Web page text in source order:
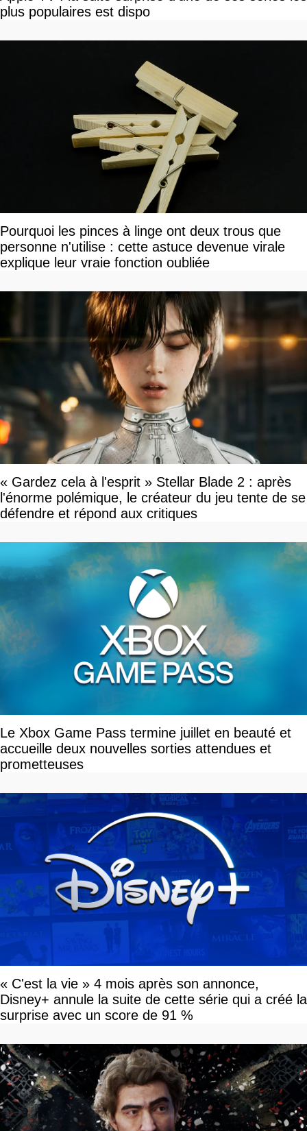
plus populaires est dispo
Pourquoi les pinces à linge ont deux trous que
personne n'utilise : cette astuce devenue virale
explique leur vraie fonction oubliée
« Gardez cela à l'esprit » Stellar Blade 2 : après
l'énorme polémique, le créateur du jeu tente de se
défendre et répond aux critiques
Le Xbox Game Pass termine juillet en beauté et
accueille deux nouvelles sorties attendues et
prometteuses
« C'est la vie » 4 mois après son annonce,
Disney+ annule la suite de cette série qui a créé la
surprise avec un score de 91 %